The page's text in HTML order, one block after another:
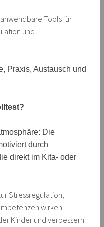
Tools für
und
Praxis, Austausch und
Die
durch
direkt im Kita- oder
Stressregulation,
wirken
Kinder und verbessern